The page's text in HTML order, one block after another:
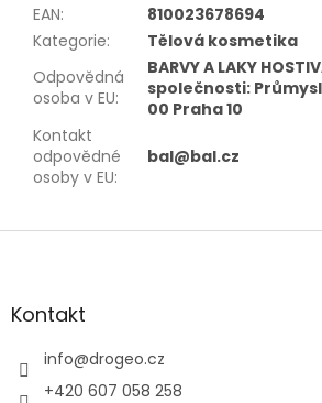
EAN:
810023678694
Kategorie:
Tělová kosmetika
Odpovědná
osoba v EU:
BARVY A LAKY
společnosti:
00 Praha 10
Kontakt
odpovědné
osoby v EU:
bal@bal.cz
Z
aKontakt
info@drogeo.cz
+420 607 058 258